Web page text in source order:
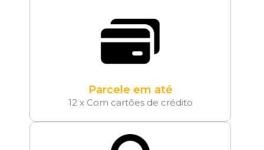
Parcele em até
12 x Com cartões de crédito